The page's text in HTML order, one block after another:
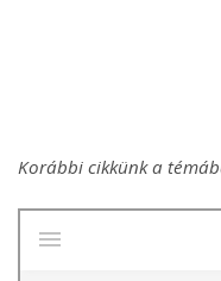
Korábbi cikkünk a